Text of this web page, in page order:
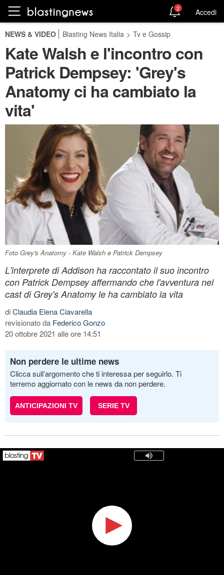
2 Accedi
NEWS & VIDEO Blasting News Italia > Tv e Gossip
Kate Walsh e l'incontro con
Patrick Dempsey: 'Grey's
Anatomy ci ha cambiato la
vita'
Foto Grey's Anatomy - Kate Walsh e Patrick Dempsey
L'interprete di Addison ha raccontato il suo incontro
con Patrick Dempsey affermando che l'avventura nel
cast di Grey's Anatomy le ha cambiato la vita
diClaudia Elena Ciavarella
revisionato da Federico Gonzo
20 ottobre 2021 alle ore 14:51
Non perdere le ultime news
Clicca sull’argomento che ti interessa per seguirlo. Ti
terremo aggiornato con le news da non perdere.
ANTICIPAZIONI TV SERIE TV